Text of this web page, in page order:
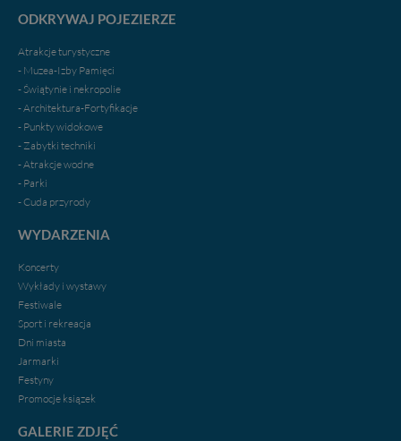
ODKRYWAJ POJEZIERZE
Atrakcje turystyczne
- Muzea-Izby Pamięci
- Świątynie i nekropolie
- Architektura-Fortyfikacje
- Punkty widokowe
- Zabytki techniki
- Atrakcje wodne
- Parki
- Cuda przyrody
WYDARZENIA
Koncerty
Wykłady i wystawy
Festiwale
Sport i rekreacja
Dni miasta
Jarmarki
Festyny
Promocje ksiązek
GALERIE ZDJĘĆ